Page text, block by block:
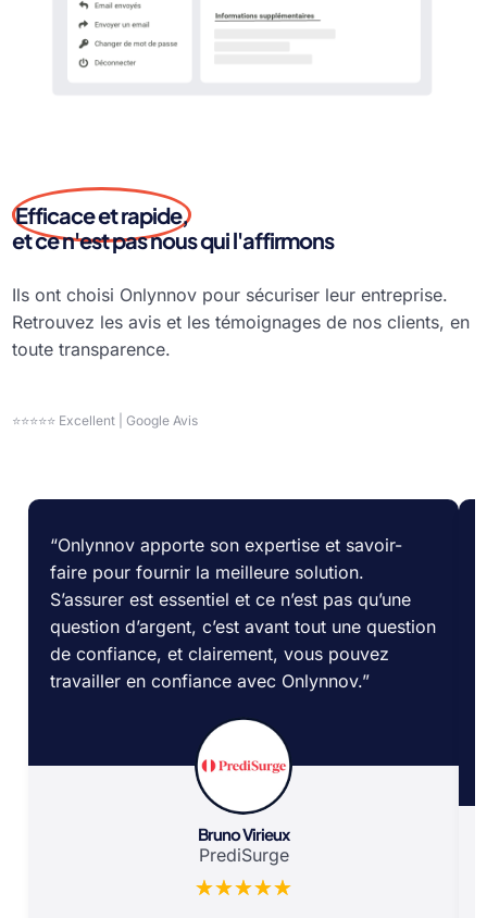
Efficace et rapide,
et ce n'est pas nous qui l'affirmons
Ils ont choisi Onlynnov pour sécuriser leur entreprise.
Retrouvez les avis et les témoignages de nos clients, en
toute transparence.
⭐⭐⭐⭐⭐ Excellent | Google Avis
“Onlynnovapporte son expertise et savoir-
faire pour fournir la meilleure solution.
S’assurer est essentiel et ce n’est pas qu’une
question d’argent, c’est avant tout une question
de confiance, et clairement, vous pouvez
travailler en confiance avec Onlynnov.”
Bruno Virieux
PrediSurge
☆☆☆☆☆